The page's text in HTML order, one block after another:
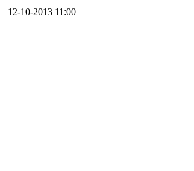
12-10-2013 11:00